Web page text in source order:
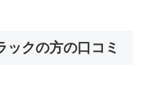
ックの方の口コミ